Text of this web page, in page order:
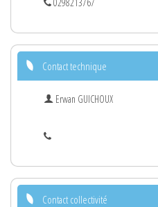
Contact technique
Erwan GUICHOUX
Contact collectivité